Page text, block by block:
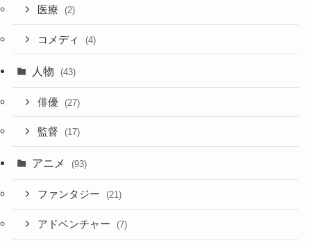
医療 (2)
コメディ (4)
人物 (43)
俳優 (27)
監督 (17)
アニメ (93)
ファンタジー (21)
アドベンチャー (7)